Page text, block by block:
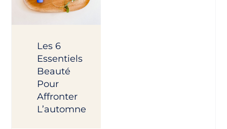
Les 6
Essentiels
Beauté
Pour
Affronter
L’automne